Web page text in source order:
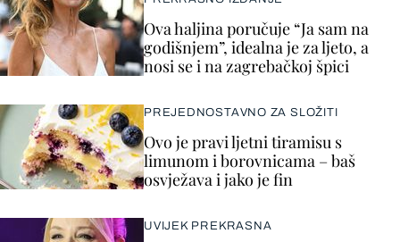
Ova haljina poručuje “Ja sam na
godišnjem”, idealna je za ljeto, a
nosi se i na zagrebačkoj špici
PREJEDNOSTAVNO ZA SLOŽITI
Ovo je pravi ljetni tiramisu s
limunom i borovnicama – baš
osvježava i jako je fin
UVIJEK PREKRASNA